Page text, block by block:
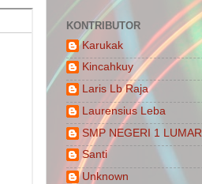
KONTRIBUTOR
Karukak
Kincahkuy
Laris Lb Raja
Laurensius Leba
SMP NEGERI 1 LUMAR
Santi
Unknown